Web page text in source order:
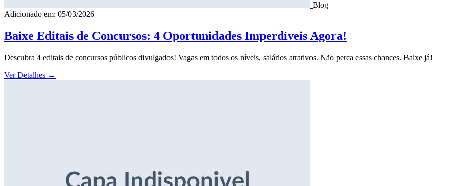
Blog
Adicionado em: 05/03/2026
Baixe Editais de Concursos: 4 Oportunidades Imperdíveis Agora!
Descubra 4 editais de concursos públicos divulgados! Vagas em todos os níveis, salários atrativos. Não perca essas chances. Baixe já!
Ver Detalhes →